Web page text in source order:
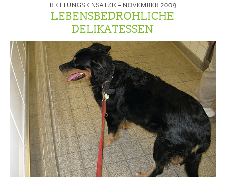
RETTUNGSEINSÄTZE – NOVEMBER 2009
LEBENSBEDROHLICHE
DELIKATESSEN